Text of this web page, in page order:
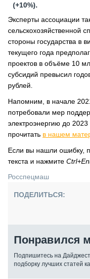
(+10%).
Эксперты ассоциации
сельскохозяйственной
стороны государства в
текущего года
проектов в объёме 10
субсидий превысил
рублей.
Напомним, в начале
потребовали мер
электроэнергию до
прочитать в нашем
Если вы нашли ошибку,
текста и нажмите
Росспецмаш
ПОДЕЛИТЬСЯ:
Понравился
Подпишитесь на
подборку лучших статей